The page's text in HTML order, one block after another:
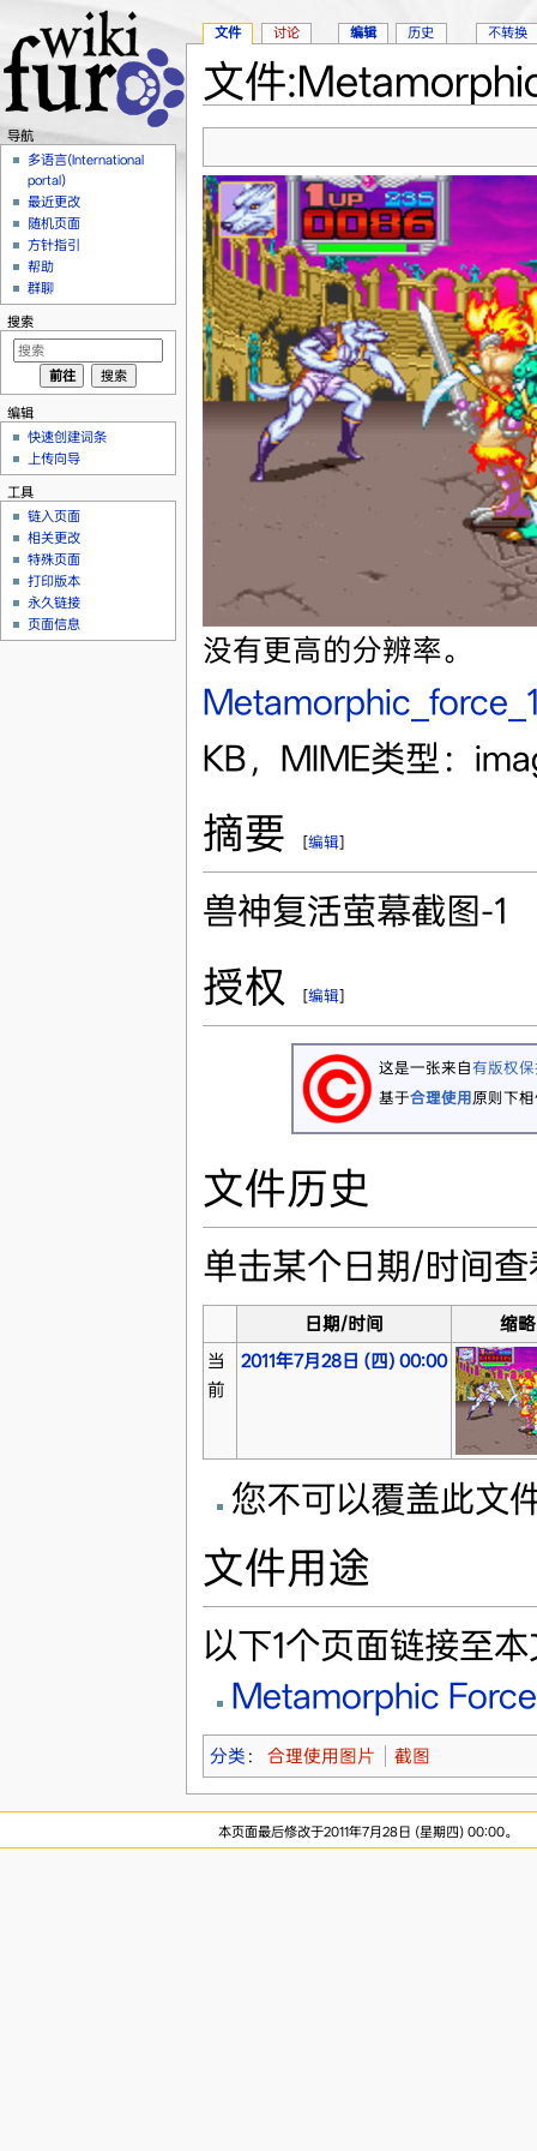
文件
没有更高的分辨率。
KB，MIME类型：
摘要 [编辑]
兽神复活萤幕截图-1
授权 [编辑]
这是一张来自有版权
基于合理使用 原则下
文件历史
单击某个日期/时间
日期/时间
缩
当
前
2011年7月28日 (四) 00:00
您不可以覆盖此文
文件用途
以下1个页面链接至
Metamorphic Force
分类 ： 合理使用图片 截图
文件 讨论 编辑 历史 不转换
导航
多语言(International
portal)
最近更改
随机页面
方针指引
帮助
群聊
搜索
编辑
快速创建词条
上传向导
工具
链入页面
相关更改
特殊页面
打印版本
永久链接
页面信息
本页面最后修改于2011年7月28日 (星期四) 00:00。